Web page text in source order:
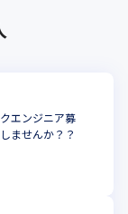
エンジニア募
ませんか？？